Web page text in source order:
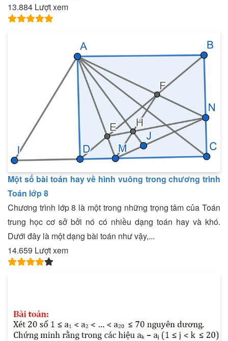
13.884 Lượt xem
Một số bài toán hay về hình vuông trong chương trình
Toán lớp 8
Chương trình lớp 8 là một trong những trọng tâm của Toán
trung học cơ sở bởi nó có nhiều dạng toán hay và khó.
Dưới đây là một dạng bài toán như vậy,...
14.659 Lượt xem